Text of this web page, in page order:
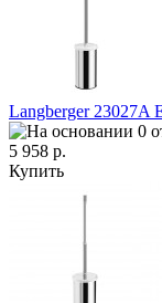
Langberger
5 958 р.
Купить